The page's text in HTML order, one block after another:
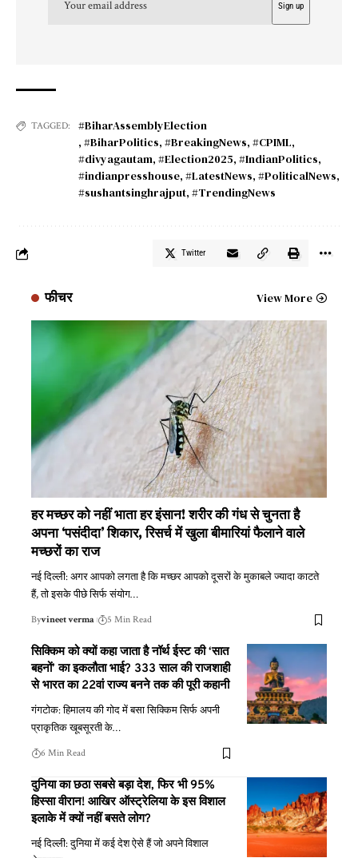
TAGGED:
#BiharAssemblyElection
, #BiharPolitics, #BreakingNews, #CPIML,
#divyagautam, #Election2025, #IndianPolitics,
#indianpresshouse, #LatestNews, #PoliticalNews,
#sushantsinghrajput, #TrendingNews
Twitter
फीचर View More
हर मच्छर को नहीं भाता हर इंसान! शरीर की गंध से चुनता है
अपना ‘पसंदीदा’ शिकार, रिसर्च में खुला बीमारियां फैलाने वाले
मच्छरों का राज
नई दिल्ली: अगर आपको लगता है कि मच्छर आपको दूसरों के मुकाबले ज्यादा काटते
हैं, तो इसके पीछे सिर्फ संयोग…
Byvineet verma 5 Min Read
सिक्किम को क्यों कहा जाता है नॉर्थ ईस्ट की ‘सात
बहनों’ का इकलौता भाई? 333 साल की राजशाही
से भारत का 22वां राज्य बनने तक की पूरी कहानी
गंगटोक: हिमालय की गोद में बसा सिक्किम सिर्फ अपनी
प्राकृतिक खूबसूरती के…
6 Min Read
दुनिया का छठा सबसे बड़ा देश, फिर भी 95%
हिस्सा वीरान! आखिर ऑस्ट्रेलिया के इस विशाल
इलाके में क्यों नहीं बसते लोग?
नई दिल्ली: दुनिया में कई देश ऐसे हैं जो अपने विशाल